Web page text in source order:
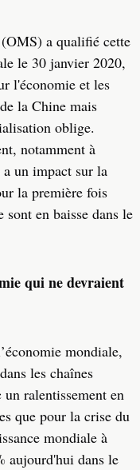
a qualifié cette
le 30 janvier 2020,
l'économie et les
la Chine mais
oblige.
notamment à
un impact sur la
la première fois
en baisse dans le
qui ne devraient
mondiale,
les chaînes
ralentissement en
que pour la crise du
mondiale à
aujourd'hui dans le